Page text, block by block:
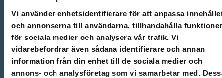
Vi använder enhetsidentifierare för att anpassa
och annonserna till användarna, tillhandahålla funktioner
för sociala medier och analysera vår trafik. Vi
vidarebefordrar även sådana identifierare och annan
information från din enhet till de sociala medier och
annons- och analysföretag som vi samarbetar med.
Något gick fel:
o.title.replaceAll is not a